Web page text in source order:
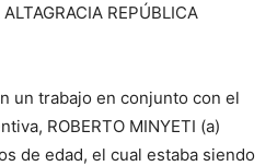
REPÚBLICA
un trabajo en conjunto con el
ROBERTO MINYETI (a)
de edad, el cual estaba siendo